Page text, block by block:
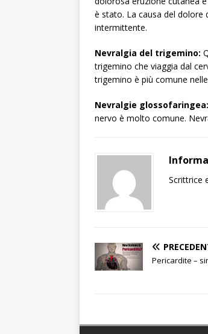
è stato. La causa del dolore
intermittente.
Nevralgia del trigemino:
trigemino che viaggia dal
trigemino è più comune
Nevralgie glossofaringea:
nervo è molto comune.
Scrittrice
Pericardite –